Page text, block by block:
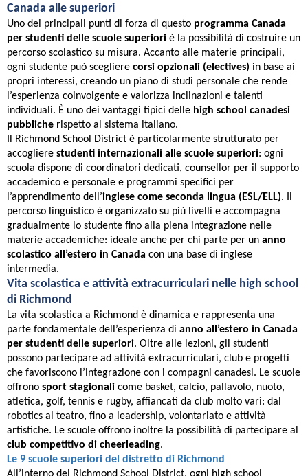
Canada alle superiori
Uno dei principali punti di forza di questo programma Canada
per studenti delle scuole superiori è la possibilità di costruire un
percorso scolastico su misura. Accanto alle materie principali,
ogni studente può scegliere corsi opzionali (electives) in base ai
propri interessi, creando un piano di studi personale che rende
l’esperienza coinvolgente e valorizza inclinazioni e talenti
individuali. È uno dei vantaggi tipici delle high school canadesi
pubbliche rispetto al sistema italiano.
Il Richmond School District è particolarmente strutturato per
accogliere studenti internazionali alle scuole superiori: ogni
scuola dispone di coordinatori dedicati, counsellor per il supporto
accademico e personale e programmi specifici per
l’apprendimento dell’inglese come seconda lingua (ESL/ELL). Il
percorso linguistico è organizzato su più livelli e accompagna
gradualmente lo studente fino alla piena integrazione nelle
materie accademiche: ideale anche per chi parte per un anno
scolastico all’estero in Canada con una base di inglese
intermedia.
Vita scolastica e attività extracurriculari nelle high school
di Richmond
La vita scolastica a Richmond è dinamica e rappresenta una
parte fondamentale dell’esperienza di anno all’estero in Canada
per studenti delle superiori. Oltre alle lezioni, gli studenti
possono partecipare ad attività extracurriculari, club e progetti
che favoriscono l’integrazione con i compagni canadesi. Le scuole
offrono sport stagionali come basket, calcio, pallavolo, nuoto,
atletica, golf, tennis e rugby, affiancati da club molto vari: dal
robotics al teatro, fino a leadership, volontariato e attività
artistiche. Le scuole offrono inoltre la possibilità di partecipare al
club competitivo di cheerleading.
Le 9 scuole superiori del distretto di Richmond